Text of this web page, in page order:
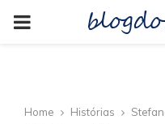
PRIMARY
Home Histórias